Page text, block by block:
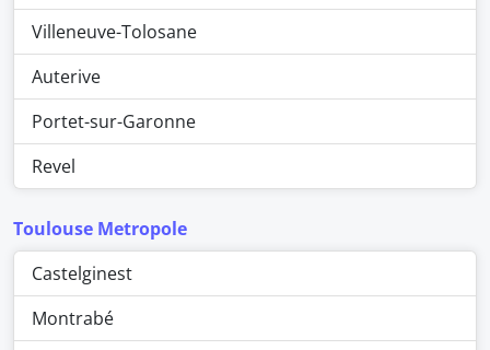
Villeneuve-Tolosane
Auterive
Portet-sur-Garonne
Revel
Toulouse Metropole
Castelginest
Montrabé